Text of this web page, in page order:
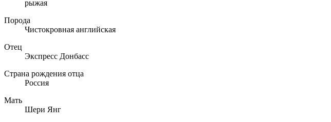
рыжая
Порода
Чистокровная английская
Отец
Экспресс Донбасс
Страна рождения отца
Россия
Мать
Шери Янг